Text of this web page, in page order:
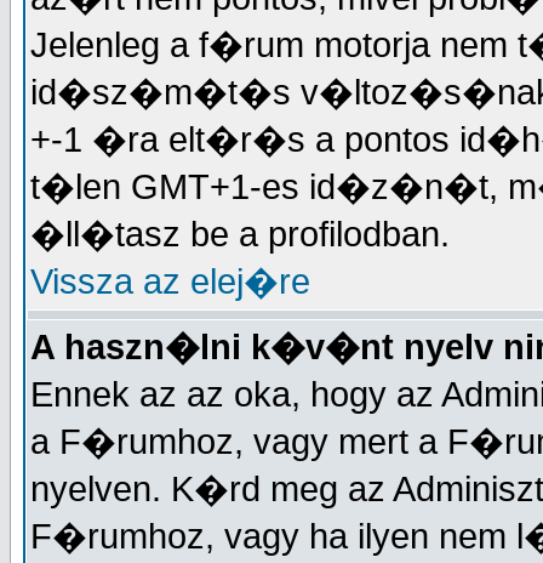
Jelenleg a f�rum motorja
id�sz�m�t�s
+-1 �ra elt�r�s a pontos
t�len GMT+1-es id�z�n�t,
�ll�tasz be a profilodban.
Vissza az elej�re
A haszn�lni k�v�nt nyelv
Ennek az az oka, hogy az
a F�rumhoz, vagy mert a
nyelven. K�rd meg az
F�rumhoz, vagy ha ilyen nem